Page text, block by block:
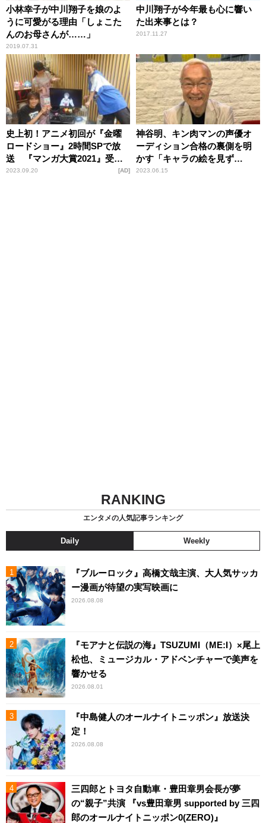
小林幸子が中川翔子を娘のよ
うに可愛がる理由「しょこた
んのお母さんが……」
2019.07.31
中川翔子が今年最も心に響い
た出来事とは？
2017.11.27
史上初！アニメ初回が『金曜
ロードショー』2時間SPで放
送 『マンガ大賞2021』受賞
の大注目ファンタジー作品
2023.09.20 AD
神谷明、キン肉マンの声優オ
ーディション合格の裏側を明
かす「キャラの絵を見ず
に……」
2023.06.15
RANKING
エンタメの人気記事ランキング
Daily Weekly
『ブルーロック』高橋文哉主演、大人気サッカ
ー漫画が待望の実写映画に
2026.08.08
『モアナと伝説の海』TSUZUMI（ME:I）×尾上
松也、ミュージカル・アドベンチャーで美声を
響かせる
2026.08.01
『中島健人のオールナイトニッポン』放送決
定！
2026.08.08
三四郎とトヨタ自動車・豊田章男会長が夢
の“親子”共演 『vs豊田章男 supported by 三四
郎のオールナイトニッポン0(ZERO)』